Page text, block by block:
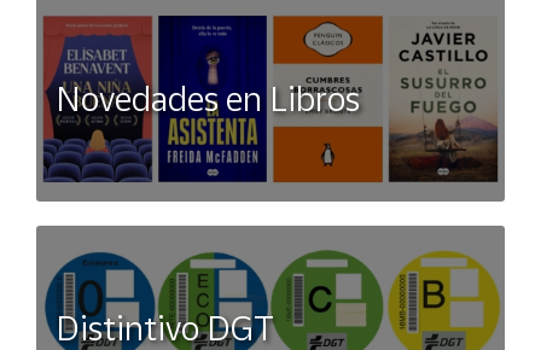
Novedades en Libros
Distintivo DGT